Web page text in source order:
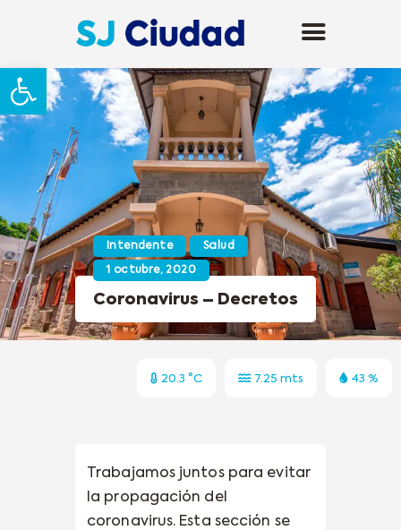
Abrir barra de herramientas
Intendente Salud
1 octubre, 2020
Coronavirus – Decretos
20.3 °C 7.25 mts 43 %
Trabajamos juntos para evitar
la propagación del
coronavirus. Esta sección se